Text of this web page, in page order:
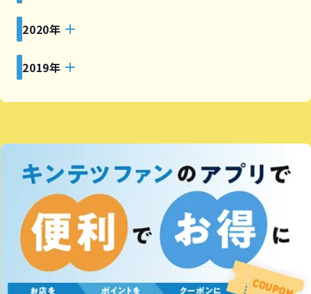
2020年
2019年